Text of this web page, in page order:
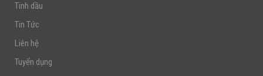
Tinh dầu
Tin Tức
Liên hệ
Tuyển dụng